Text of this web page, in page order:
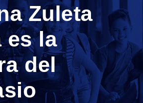
Zuleta
es la
del